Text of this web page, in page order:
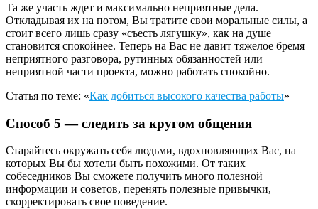
Та же участь ждет и максимально неприятные дела.
Откладывая их на потом, Вы тратите свои моральные силы, а
стоит всего лишь сразу «съесть лягушку», как на душе
становится спокойнее. Теперь на Вас не давит тяжелое бремя
неприятного разговора, рутинных обязанностей или
неприятной части проекта, можно работать спокойно.
Статья по теме: «Как добиться высокого качества работы»
Способ 5 — следить за кругом общения
Старайтесь окружать себя людьми, вдохновляющих Вас, на
которых Вы бы хотели быть похожими. От таких
собеседников Вы сможете получить много полезной
информации и советов, перенять полезные привычки,
скорректировать свое поведение.